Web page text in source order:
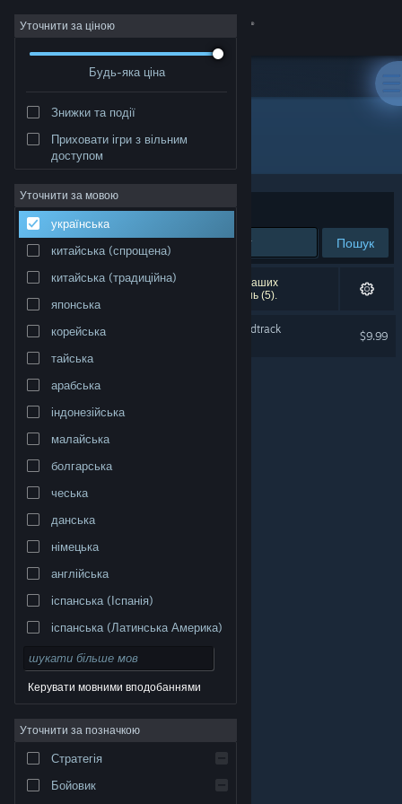
Увійти
Крамниця
Інформація
Підтримка
Змінити мову
Переглянути повну версію
© Valve Corporation. Усі права захищено. Усі
Юридична інформація
підписника Steam
cookie
Уточнити за ціною
Будь-яка ціна
Знижки та події
Приховати ігри з вільним
доступом
Уточнити за мовою
українська
китайська (спрощена)
китайська (традиційна)
японська
корейська
тайська
арабська
індонезійська
малайська
болгарська
чеська
данська
німецька
англійська
іспанська (Іспанія)
іспанська (Латинська Америка)
Керувати мовними вподобаннями
Уточнити за позначкою
Стратегія
Бойовик
Розробник: Thiago Adamo
Упорядкувати за доречністю
Пошук
Результатів вашого пошуку: 1. Відповідно до ваших
уподобань було виключено кілька найменувань (5).
Keep the Heroes Out Soundtrack
$9.99